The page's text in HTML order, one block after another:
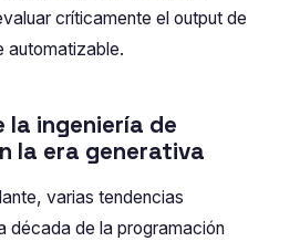
críticamente el output de
automatizable.
la ingeniería de
la era generativa
varias tendencias
década de la programación